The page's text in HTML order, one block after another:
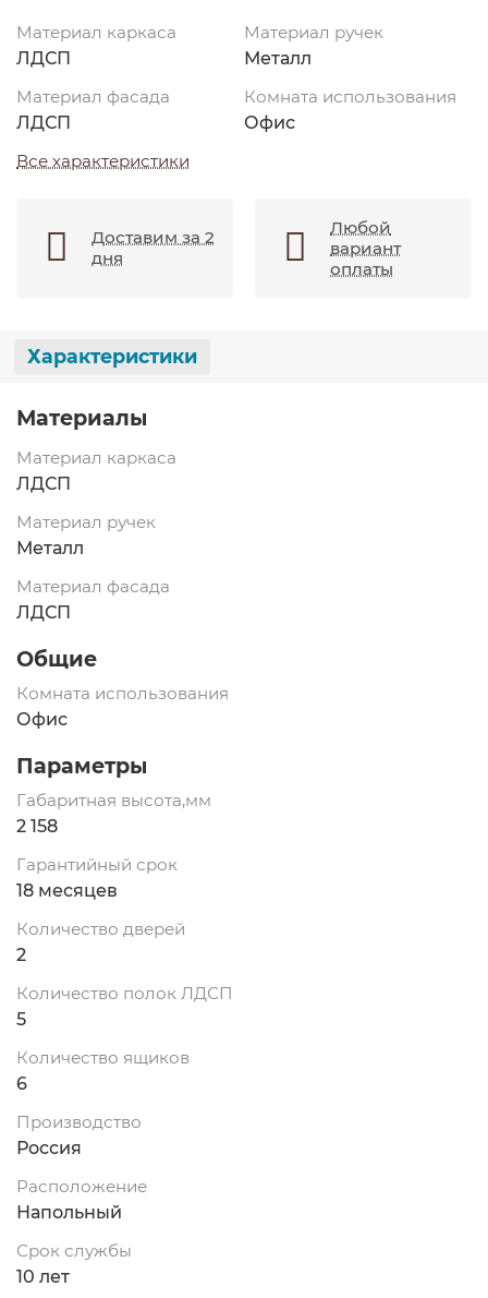
Материал каркаса
ЛДСП
Материал ручек
Металл
Материал фасада
ЛДСП
Комната использования
Офис
Все характеристики
Доставим за 2
дня
Любой
вариант
оплаты
Характеристики
Материалы
Материал каркаса
ЛДСП
Материал ручек
Металл
Материал фасада
ЛДСП
Общие
Комната использования
Офис
Параметры
Габаритная высота,мм
2 158
Гарантийный срок
18 месяцев
Количество дверей
2
Количество полок ЛДСП
5
Количество ящиков
6
Производство
Россия
Расположение
Напольный
Срок службы
10 лет